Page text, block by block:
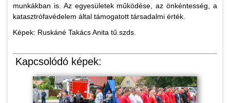
munkákban is. Az egyesületek működése, az önkéntesség, a
katasztrófavédelem által támogatott társadalmi érték.
Képek: Ruskáné Takács Anita tű.szds.
Kapcsolódó képek: